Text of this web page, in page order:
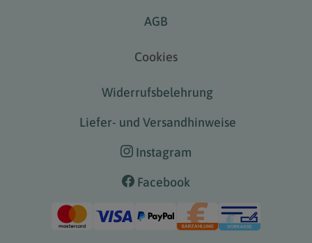
AGB
Cookies
Widerrufsbelehrung
Liefer- und Versandhinweise
Instagram
Facebook